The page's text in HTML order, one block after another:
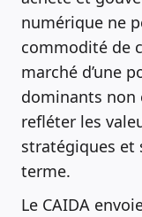
numérique ne
commodité de
marché d’une
dominants non
refléter les
stratégiques et
terme.
Le CAIDA